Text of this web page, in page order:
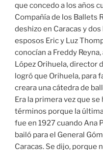
que concedo a los años
Compañía de los Ballets
deshizo en Caracas y
esposos Eric y Luz
conocían a Freddy
López Orihuela, director
logró que Orihuela, para
creara una cátedra de
Era la primera vez que
términos porque la
fue en 1927 cuando Ana
bailó para el General
Caracas. Se dijo, porque